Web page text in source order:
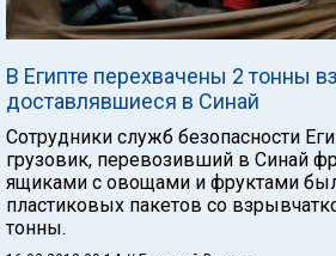
В Египте перехвачены 2 тонны
доставлявшиеся в Синай
Сотрудники служб безопасности
грузовик, перевозивший в Синай
ящиками с овощами и фруктами
пластиковых пакетов со
тонны.